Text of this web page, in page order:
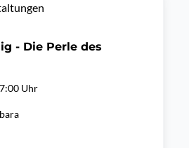
- Die Perle des
Uhr